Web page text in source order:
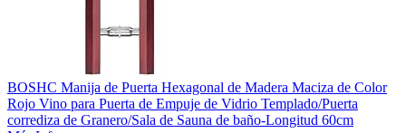
BOSHC Manija de Puerta Hexagonal de Madera Maciza de Color
Rojo Vino para Puerta de Empuje de Vidrio Templado/Puerta
corrediza de Granero/Sala de Sauna de baño-Longitud 60cm